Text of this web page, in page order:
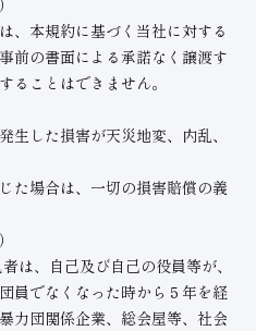
、本規約に基づく当社に対する
前の書面による承諾なく譲渡す
ることはできません。
生した損害が天災地変、内乱、
た場合は、一切の損害賠償の義
は、自己及び自己の役員等が、
員でなくなった時から５年を経
力団関係企業、総会屋等、社会